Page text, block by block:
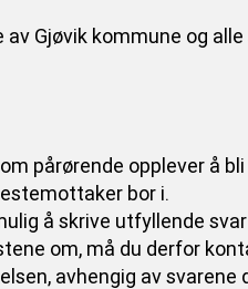
Gjøvik kommune og
pårørende opplever å
bor i.
å skrive utfyllende
om, må du derfor
avhengig av svarene